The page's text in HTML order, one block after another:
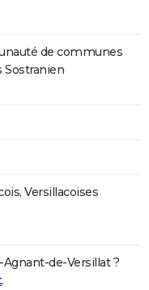
de communes
Sostranien
Versillacoises
de-Versillat ?
.